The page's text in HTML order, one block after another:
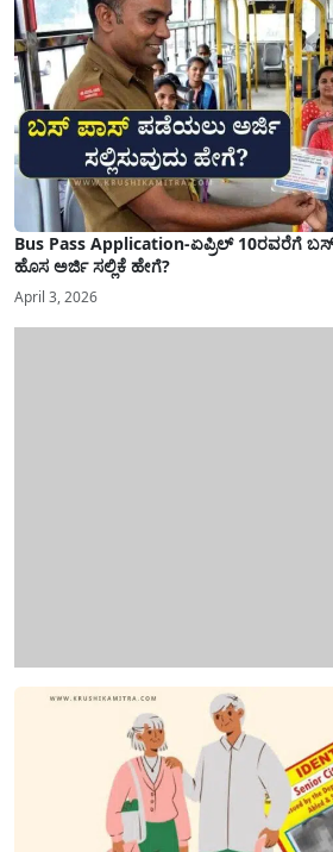
Bus Pass Application-ಏಪ್ರಿಲ್ 10ರವರೆಗೆ
ಹೊಸ ಅರ್ಜಿ ಸಲ್ಲಿಕೆ ಹೇಗೆ?
April 3, 2026